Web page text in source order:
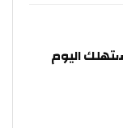
للمستهلك اليوم